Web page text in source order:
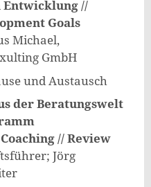
//
Goals
Michael,
GmbH
und Austausch
der Beratungswelt
// Review
Jörg